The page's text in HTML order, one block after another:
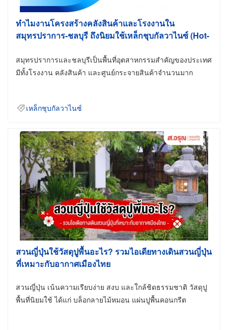
ทำไมงานโครงสร้างคลังสินค้าและโรงงานใน
สมุทรปราการ-ชลบุรี ถึงนิยมใช้เหล็กชุบกัลวาไนซ์ (Hot-
สมุทรปราการและชลบุรีเป็นพื้นที่อุตสาหกรรมสำคัญของประเทศ
มีทั้งโรงงาน คลังสินค้า และศูนย์กระจายสินค้าจำนวนมาก
เหล็กชุบกัลวาไนซ์
สวนญี่ปุ่นใช้วัสดุปูพื้นอะไร? รวมไอเดียทางเดินสวนญี่ปุ่น
ที่เหมาะกับอากาศเมืองไทย
สวนญี่ปุ่น เน้นความเรียบง่าย สงบ และใกล้ชิดธรรมชาติ วัสดุปู
พื้นที่นิยมใช้ ได้แก่ บล็อกลายไม้หมอน แผ่นปูพื้นคอนกรีต